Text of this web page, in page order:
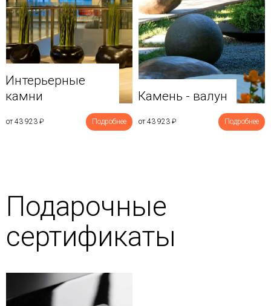
Интерьерные
камни
от 43 923 ₽ Подробнее
Камень - валун
от 43 923 ₽ Подробнее
Подарочные
сертификаты